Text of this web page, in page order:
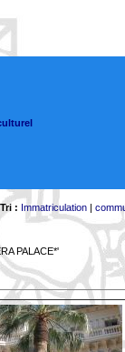
Tri : Immatriculation|
PALACE*'